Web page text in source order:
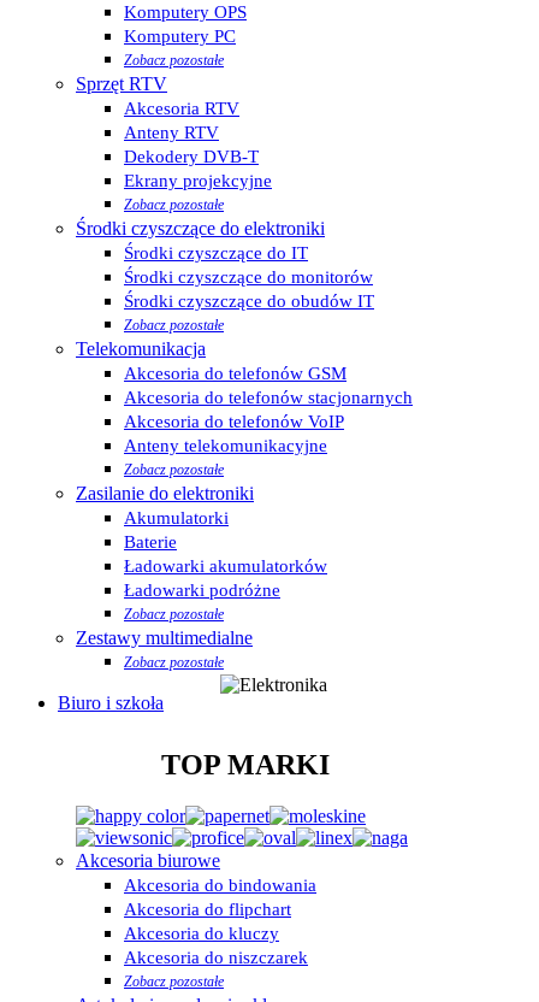
Komputery OPS
Komputery PC
Zobacz pozostałe
Sprzęt RTV
Akcesoria RTV
Anteny RTV
Dekodery DVB-T
Ekrany projekcyjne
Zobacz pozostałe
Środki czyszczące do elektroniki
Środki czyszczące do IT
Środki czyszczące do monitorów
Środki czyszczące do obudów IT
Zobacz pozostałe
Telekomunikacja
Akcesoria do telefonów GSM
Akcesoria do telefonów stacjonarnych
Akcesoria do telefonów VoIP
Anteny telekomunikacyjne
Zobacz pozostałe
Zasilanie do elektroniki
Akumulatorki
Baterie
Ładowarki akumulatorków
Ładowarki podróżne
Zobacz pozostałe
Zestawy multimedialne
Zobacz pozostałe
Biuro i szkoła
TOP MARKI
Akcesoria biurowe
Akcesoria do bindowania
Akcesoria do flipchart
Akcesoria do kluczy
Akcesoria do niszczarek
Zobacz pozostałe